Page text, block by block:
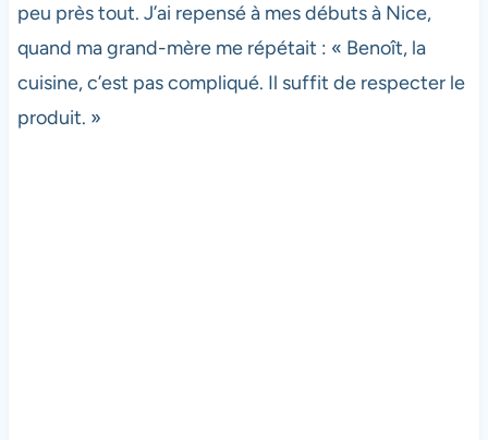
peu près tout. J’ai repensé à mes débuts à Nice,
quand ma grand-mère me répétait : « Benoît, la
cuisine, c’est pas compliqué. Il suffit de respecter le
produit. »